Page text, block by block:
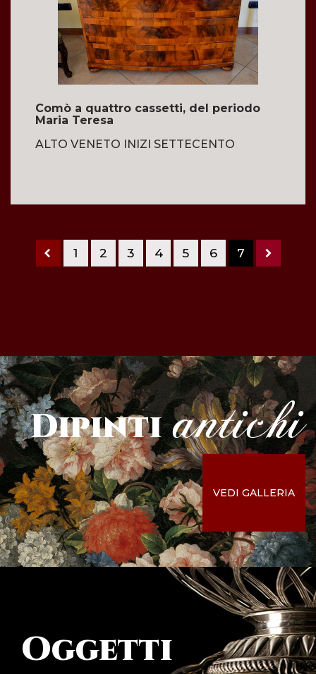
Comò a quattro cassetti, del periodo
Maria Teresa
ALTO VENETO INIZI SETTECENTO
1 2 3 4 5 6 7
Dipinti antichi
VEDI GALLERIA
Oggetti